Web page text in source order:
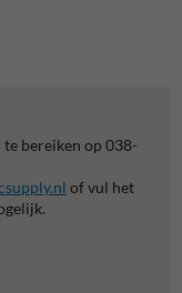
bereiken op 038-
of vul het